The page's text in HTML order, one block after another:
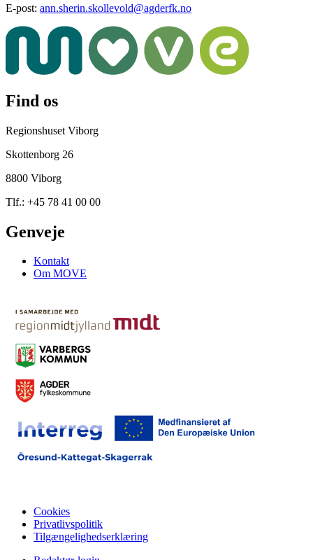
E-post: ann.sherin.skollevold@agderfk.no
Find os
Regionshuset Viborg
Skottenborg 26
8800 Viborg
Tlf.: +45 78 41 00 00
Genveje
Kontakt
Om MOVE
Cookies
Privatlivspolitik
Tilgængelighedserklæring